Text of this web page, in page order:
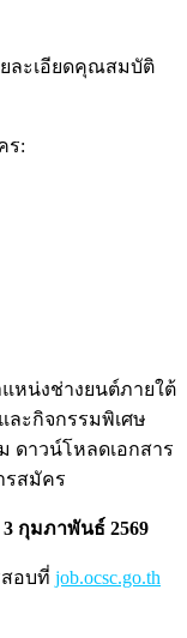
ละเอียดคุณสมบัติ
ร:
หน่งช่างยนต์ภายใต้
ละกิจกรรมพิเศษ
ดาวน์โหลดเอกสาร
รสมัคร
3 กุมภาพันธ์ 2569
อบที่ job.ocsc.go.th